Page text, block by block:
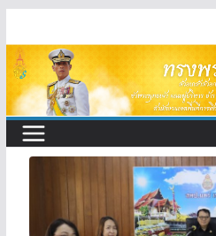
to
content